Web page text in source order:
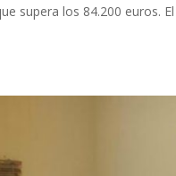
supera los 84.200 euros. El